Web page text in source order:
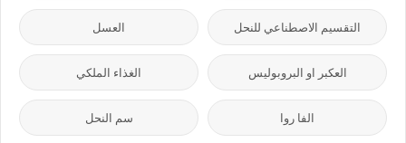
التقسيم الاصطناعي للنحل العسل
العكبر او البروبوليس الغذاء الملكي
الفا روا سم النحل